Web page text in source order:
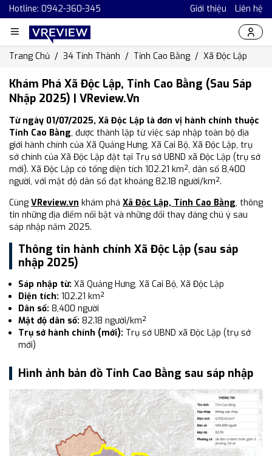
Hotline: 0942-360-345 Giới thiệu Liên hệ
Trang Chủ 34 Tỉnh Thành Tỉnh Cao Bằng Xã Độc Lập
Khám Phá Xã Độc Lập, Tỉnh Cao Bằng (Sau Sáp
Nhập 2025) | VReview.vn
Từ ngày 01/07/2025, Xã Độc Lập là đơn vị hành chính thuộc
Tỉnh Cao Bằng, được thành lập từ việc sáp nhập toàn bộ địa
giới hành chính của Xã Quảng Hưng, Xã Cai Bộ, Xã Độc Lập, trụ
sở chính của Xã Độc Lập đặt tại Trụ sở UBND xã Độc Lập (trụ sở
mới). Xã Độc Lập có tổng diện tích 102.21 km², dân số 8,400
người, với mật độ dân số đạt khoảng 82.18 người/km².
Cùng VReview.vn khám phá Xã Độc Lập, Tỉnh Cao Bằng, thông
tin những địa điểm nổi bật và những đổi thay đáng chú ý sau
sáp nhập năm 2025.
Thông tin hành chính Xã Độc Lập (sau sáp
nhập 2025)
Sáp nhập từ: Xã Quảng Hưng, Xã Cai Bộ, Xã Độc Lập
Diện tích: 102.21 km²
Dân số: 8,400 người
Mật độ dân số: 82.18 người/km²
Trụ sở hành chính (mới): Trụ sở UBND xã Độc Lập (trụ sở
mới)
Hình ảnh bản đồ Tỉnh Cao Bằng sau sáp nhập